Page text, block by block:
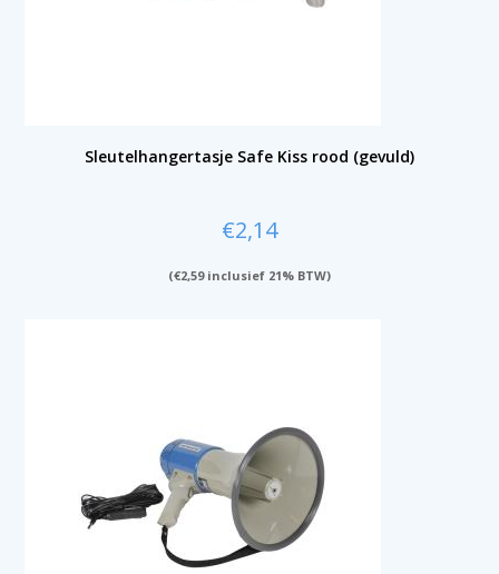
Sleutelhangertasje Safe Kiss rood (gevuld)
€2,14
(€2,59inclusief 21% BTW)